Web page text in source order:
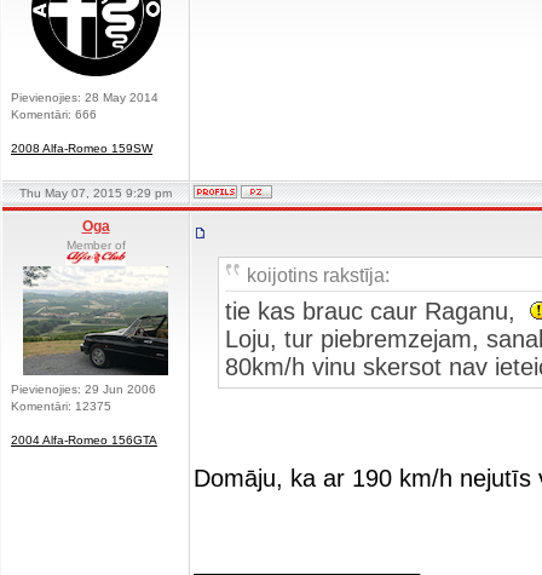
Pievienojies: 28 May 2014
Komentāri: 666
2008 Alfa-Romeo 159SW
Thu May 07, 2015 9:29 pm
Oga
Member of
Pievienojies: 29 Jun 2006
Komentāri: 12375
2004 Alfa-Romeo 156GTA
koijotins rakstīja:
tie kas brauc caur Raganu,
Loju, tur piebremzejam,
80km/h vinu skersot nav
Domāju, ka ar 190 km/h